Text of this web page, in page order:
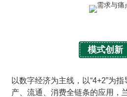
模式创新
以数字经济为主线，以“4+2”为
产、流通、消费全链条的应用，